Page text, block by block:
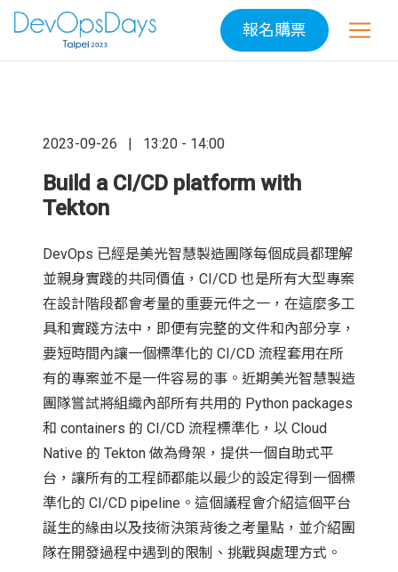
報名購票
2023-09-26 13:20 - 14:00
Build a CI/CD platform with
Tekton
DevOps 已經是美光智慧製造團隊每個成員都理解
並親身實踐的共同價值，CI/CD 也是所有大型專案
在設計階段都會考量的重要元件之一，在這麼多工
具和實踐方法中，即便有完整的文件和內部分享，
要短時間內讓一個標準化的 CI/CD 流程套用在所
有的專案並不是一件容易的事。近期美光智慧製造
團隊嘗試將組織內部所有共用的 Python packages
和 containers 的 CI/CD 流程標準化，以 Cloud
Native 的 Tekton 做為骨架，提供一個自助式平
台，讓所有的工程師都能以最少的設定得到一個標
準化的 CI/CD pipeline。這個議程會介紹這個平台
誕生的緣由以及技術決策背後之考量點，並介紹團
隊在開發過程中遇到的限制、挑戰與處理方式。